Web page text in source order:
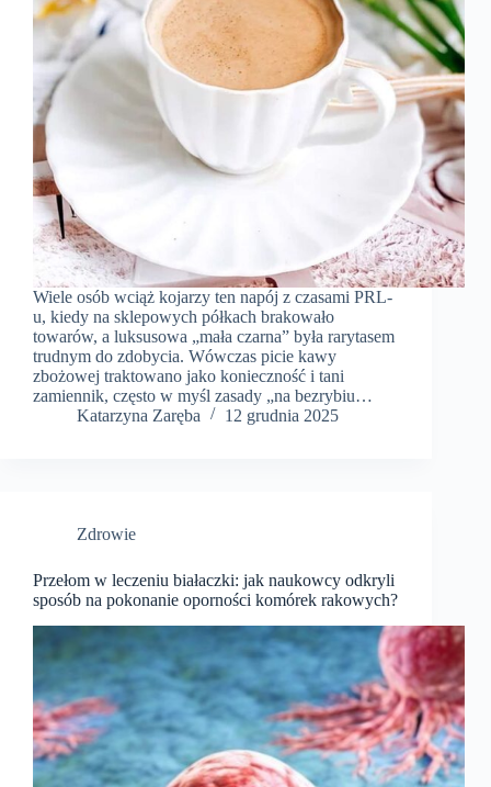
Wiele osób wciąż kojarzy ten napój z czasami PRL-
u, kiedy na sklepowych półkach brakowało
towarów, a luksusowa „mała czarna” była rarytasem
trudnym do zdobycia. Wówczas picie kawy
zbożowej traktowano jako konieczność i tani
zamiennik, często w myśl zasady „na bezrybiu…
Katarzyna Zaręba
12 grudnia 2025
Zdrowie
Przełom w leczeniu białaczki: jak naukowcy odkryli
sposób na pokonanie oporności komórek rakowych?